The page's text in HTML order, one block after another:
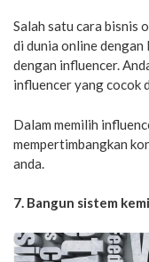
Salah satu cara bisnis
di dunia online dengan
dengan influencer.
influencer yang cocok
Dalam memilih
mempertimbangkan
anda.
7. Bangun sistem